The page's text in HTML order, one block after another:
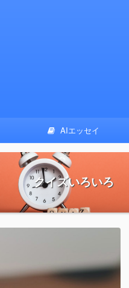
AIエッセイ
クイズいろいろ